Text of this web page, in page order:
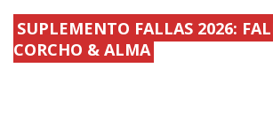
SUPLEMENTO FALLAS 2026:
CORCHO & ALMA